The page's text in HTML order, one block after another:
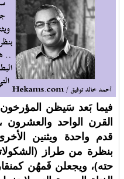
فيما بَعد سَيظن
القرن الواحد
قدم واحدة ويثنين
بنظرة من طراز
حته)، ويجعلن فَمهُن